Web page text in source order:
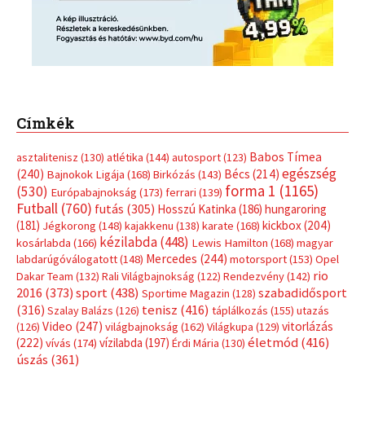
Címkék
asztalitenisz (130) atlétika (144) autosport(123) Babos Tímea
(240) Bajnokok Ligája (168) Birkózás (143) Bécs (214) egészség
(530) Európabajnokság (173) ferrari (139) forma 1 (1165)
Futball (760) futás (305) Hosszú Katinka (186) hungaroring
(181) Jégkorong (148) kajakkenu (138) karate (168) kickbox(204)
kosárlabda (166) kézilabda(448) Lewis Hamilton (168) magyar
labdarúgóválogatott(148) Mercedes (244) motorsport(153) Opel
Dakar Team (132) Rali Világbajnokság (122) Rendezvény(142) rio
2016 (373) sport(438) Sportime Magazin (128) szabadidősport
(316) Szalay Balázs (126) tenisz (416) táplálkozás (155) utazás
(126) Video (247) világbajnokság (162) Világkupa (129) vitorlázás
(222) vívás (174) vízilabda (197) Érdi Mária (130) életmód(416)
úszás (361)